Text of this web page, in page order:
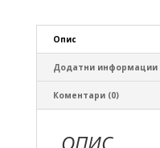
Опис
Додатни информации
Коментари (0)
ОПИС